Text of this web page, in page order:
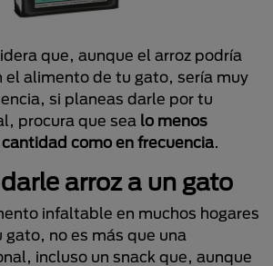
que, aunque el arroz podría
el alimento de tu gato, sería muy
si planeas darle por tu
procura que sea lo menos
como en frecuencia.
arroz a un gato
infaltable en muchos hogares
gato, no es más que una
incluso un snack que, aunque